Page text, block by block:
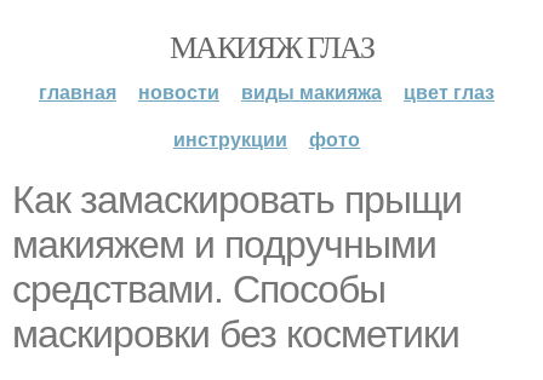
МАКИЯЖ ГЛАЗ
главная новости виды макияжа
цвет глаз
инструкции
фото
Как замаскировать прыщи
макияжем и подручными
средствами. Способы
маскировки без косметики